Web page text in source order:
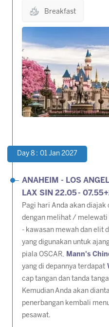
Breakfast
Day 8 : 01 Jan 2027
ANAHEIM - LOS
LAX SIN 22.05 -
Pagi hari Anda akan
dengan melihat / melewati
- kawasan mewah dan elit
yang digunakan untuk
piala OSCAR, Mann's
yang di depannya terdapat
cap tangan dan tanda
Kemudian Anda akan
penerbangan kembali
pesawat.